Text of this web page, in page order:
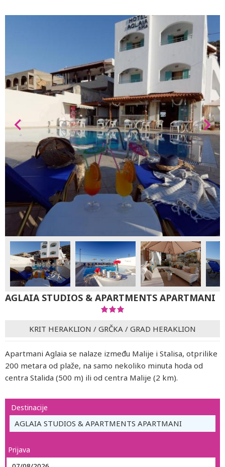
AGLAIA STUDIOS & APARTMENTS APARTMANI
KRIT HERAKLION / GRČKA / GRAD HERAKLION
Apartmani Aglaia se nalaze između Malije i Stalisa, otprilike
200 metara od plaže, na samo nekoliko minuta hoda od
centra Stalida (500 m) ili od centra Malije (2 km).
Destinacije
AGLAIA STUDIOS & APARTMENTS APARTMANI
Prijava